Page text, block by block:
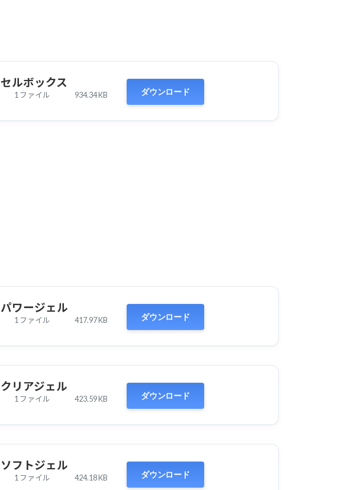
セルボックス
1 ファイル 934.34 KB ダウンロード
パワージェル
1 ファイル 417.97 KB ダウンロード
クリアジェル
1 ファイル 423.59 KB ダウンロード
ソフトジェル
1 ファイル 424.18 KB ダウンロード